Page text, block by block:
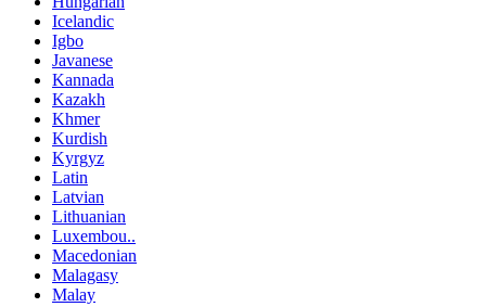
Icelandic
Igbo
Javanese
Kannada
Kazakh
Khmer
Kurdish
Kyrgyz
Latin
Latvian
Lithuanian
Luxembou..
Macedonian
Malagasy
Malay